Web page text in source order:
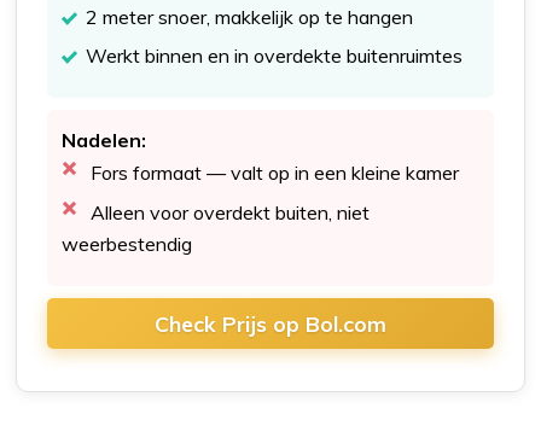
2 meter snoer, makkelijk op te hangen
Werkt binnen en in overdekte buitenruimtes
Nadelen:
Fors formaat — valt op in een kleine kamer
Alleen voor overdekt buiten, niet
weerbestendig
Check Prijs op Bol.com